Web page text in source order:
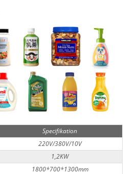
Specifikation
220V/380V/10V
1,2KW
1800*700*1300mm